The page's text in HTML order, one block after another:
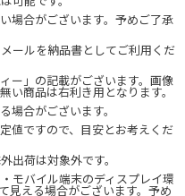
場合がございます。予めご了承
ールを納品書としてご利用くだ
ー」の記載がございます。画像
い商品は右利き用となります。
合がございます。
値ですので、目安とお考えくだ
出荷は対象外です。
モバイル端末のディスプレイ環
見える場合がございます。予め